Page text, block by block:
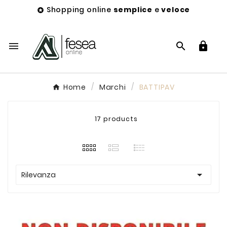
 Shopping online semplice eveloce
  
Home Marchi BATTIPAV
17 products
Rilevanza 